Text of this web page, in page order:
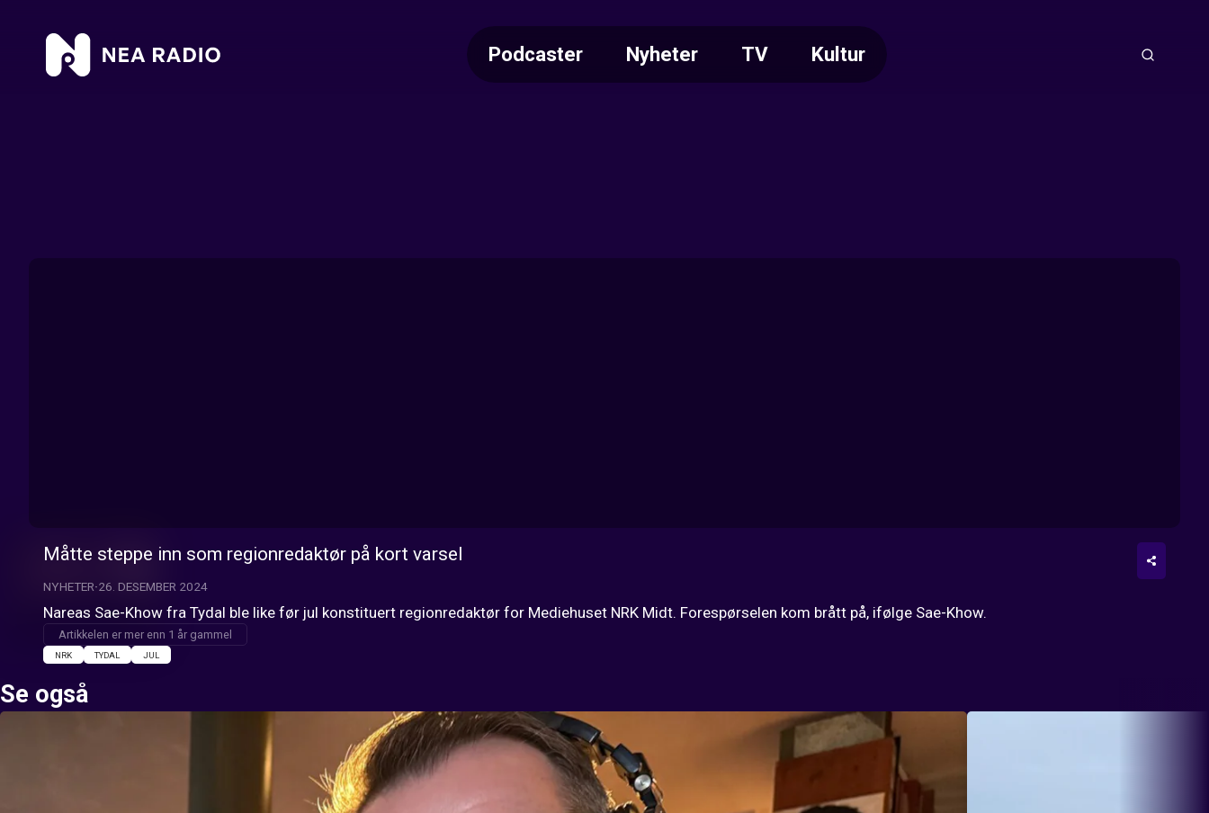
Podcaster Nyheter TV Kultur
Måtte steppe inn som regionredaktør på kort varsel
NYHETER 26. DESEMBER 2024
Nareas Sae-Khow fra Tydal ble like før jul konstituert regionredaktør for Mediehuset NRK Midt. Forespørselen kom brått på, ifølge Sae-Khow.
Artikkelen er mer enn 1 år gammel
NRK TYDAL JUL
Se også